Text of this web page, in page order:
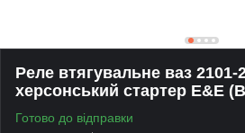
Реле втягувальне ваз 2101-
херсонський стартер E&E
Готово до відправки